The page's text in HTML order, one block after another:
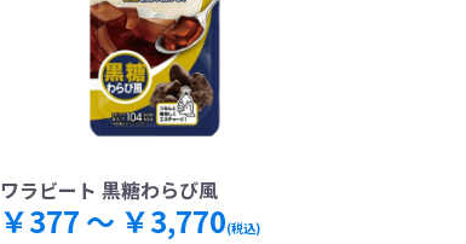
ワラビート 黒糖わらび風
￥377 ～ ￥3,770(税込)